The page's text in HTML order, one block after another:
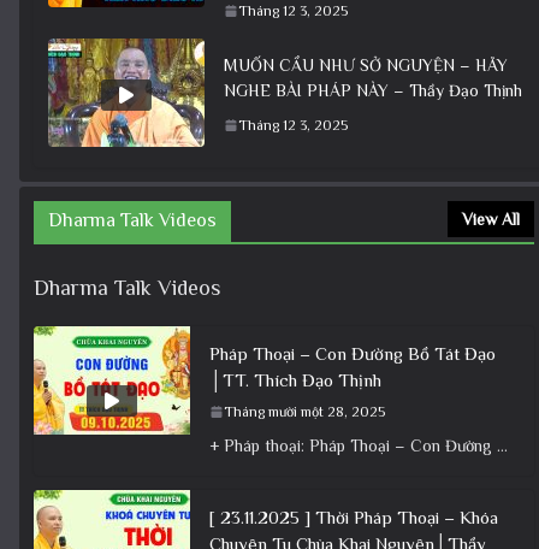
Tháng 12 3, 2025
MUỐN CẦU NHƯ SỞ NGUYỆN – HÃY
NGHE BÀI PHÁP NÀY – Thầy Đạo Thịnh
Tháng 12 3, 2025
Dharma Talk Videos View All
Dharma Talk Videos
Pháp Thoại – Con Đường Bồ Tát Đạo
│TT. Thích Đạo Thịnh
Tháng mười một 28, 2025
+ Pháp thoại: Pháp Thoại – Con Đường Bồ Tát Đạo │TT. Thích Đạo Thịnh + Album: Pháp Thoại +
[ 23.11.2025 ] Thời Pháp Thoại – Khóa
Chuyên Tu Chùa Khai Nguyên│Thầy